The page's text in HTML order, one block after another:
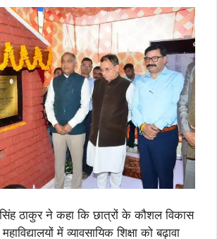
सिंह ठाकुर ने कहा कि छात्रों के कौशल विकास
में व्यावसायिक शिक्षा को बढ़ावा